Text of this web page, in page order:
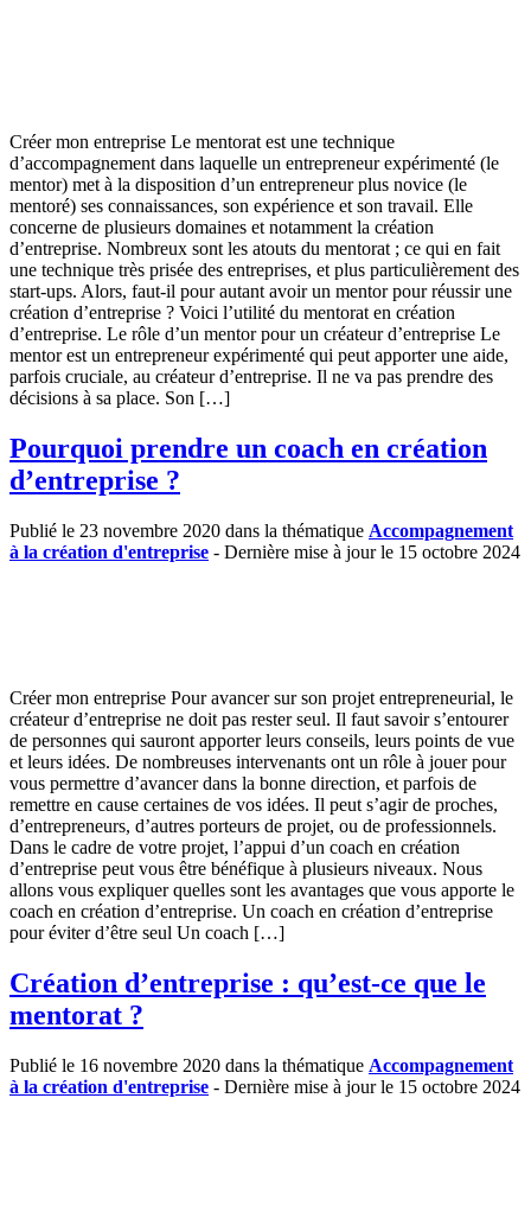
Créer mon entreprise Le mentorat est une technique
d’accompagnement dans laquelle un entrepreneur expérimenté (le
mentor) met à la disposition d’un entrepreneur plus novice (le
mentoré) ses connaissances, son expérience et son travail. Elle
concerne de plusieurs domaines et notamment la création
d’entreprise. Nombreux sont les atouts du mentorat ; ce qui en fait
une technique très prisée des entreprises, et plus particulièrement des
start-ups. Alors, faut-il pour autant avoir un mentor pour réussir une
création d’entreprise ? Voici l’utilité du mentorat en création
d’entreprise. Le rôle d’un mentor pour un créateur d’entreprise Le
mentor est un entrepreneur expérimenté qui peut apporter une aide,
parfois cruciale, au créateur d’entreprise. Il ne va pas prendre des
décisions à sa place. Son […]
Pourquoi prendre un coach en création
d’entreprise ?
Publié le 23 novembre 2020 dans la thématique Accompagnement
à la création d'entreprise - Dernière mise à jour le 15 octobre 2024
Créer mon entreprise Pour avancer sur son projet entrepreneurial, le
créateur d’entreprise ne doit pas rester seul. Il faut savoir s’entourer
de personnes qui sauront apporter leurs conseils, leurs points de vue
et leurs idées. De nombreuses intervenants ont un rôle à jouer pour
vous permettre d’avancer dans la bonne direction, et parfois de
remettre en cause certaines de vos idées. Il peut s’agir de proches,
d’entrepreneurs, d’autres porteurs de projet, ou de professionnels.
Dans le cadre de votre projet, l’appui d’un coach en création
d’entreprise peut vous être bénéfique à plusieurs niveaux. Nous
allons vous expliquer quelles sont les avantages que vous apporte le
coach en création d’entreprise. Un coach en création d’entreprise
pour éviter d’être seul Un coach […]
Création d’entreprise : qu’est-ce que le
mentorat ?
Publié le 16 novembre 2020 dans la thématique Accompagnement
à la création d'entreprise - Dernière mise à jour le 15 octobre 2024